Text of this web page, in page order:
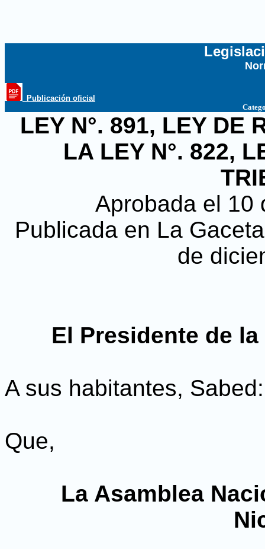
_Publicación oficial
LEY N°. 891, LEY DE
LA LEY N°. 822,
Aprobada el 10
Publicada en La
de
El Presidente de
A sus habitantes, Sabed:
Que,
La Asamblea